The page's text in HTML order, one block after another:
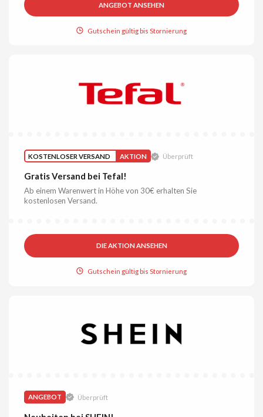
ANGEBOT ANSEHEN
Gutschein gültig bis Stornierung
KOSTENLOSER VERSAND AKTION Überprüft
Gratis Versand bei Tefal!
Ab einem Warenwert in Höhe von 30€ erhalten Sie
kostenlosen Versand.
DIE AKTION ANSEHEN
Gutschein gültig bis Stornierung
ANGEBOT Überprüft